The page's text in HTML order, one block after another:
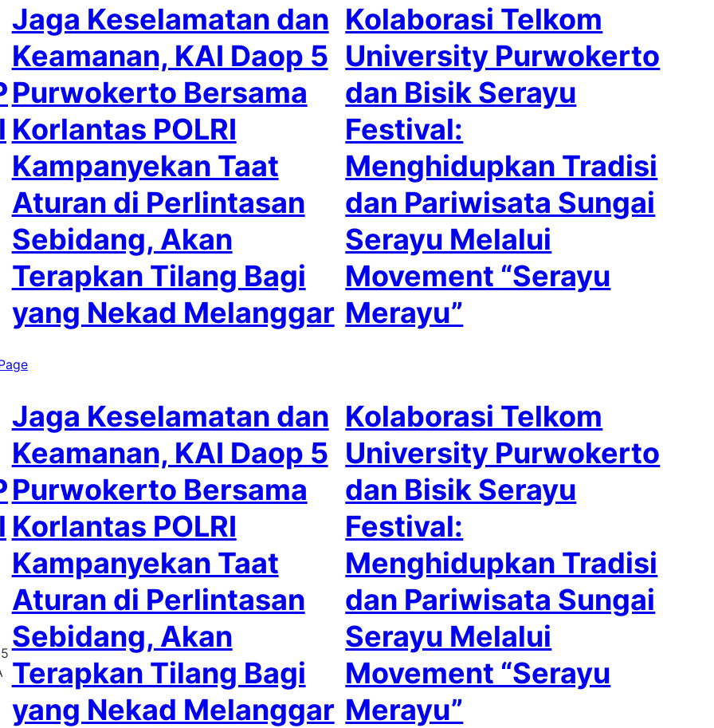
Jaga Keselamatan dan
Keamanan, KAI Daop 5
Purwokerto Bersama
Korlantas POLRI
Kampanyekan Taat
Aturan di Perlintasan
Sebidang, Akan
Terapkan Tilang Bagi
yang Nekad Melanggar
Kolaborasi Telkom
University Purwokerto
dan Bisik Serayu
Festival:
Menghidupkan Tradisi
dan Pariwisata Sungai
Serayu Melalui
Movement “Serayu
Merayu”
Jaga Keselamatan dan
Keamanan, KAI Daop 5
Purwokerto Bersama
Korlantas POLRI
Kampanyekan Taat
Aturan di Perlintasan
Sebidang, Akan
Terapkan Tilang Bagi
yang Nekad Melanggar
Kolaborasi Telkom
University Purwokerto
dan Bisik Serayu
Festival:
Menghidupkan Tradisi
dan Pariwisata Sungai
Serayu Melalui
Movement “Serayu
Merayu”